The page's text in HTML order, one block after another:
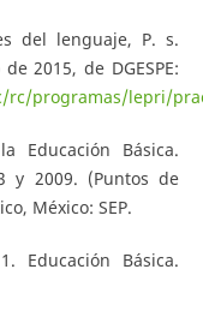
del lenguaje, P. s.
2015, de DGESPE:
programas/lepri/
Educación Básica.
y 2009. (Puntos de
México: SEP.
Educación Básica.